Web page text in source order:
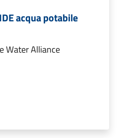
acqua potabile
Water Alliance